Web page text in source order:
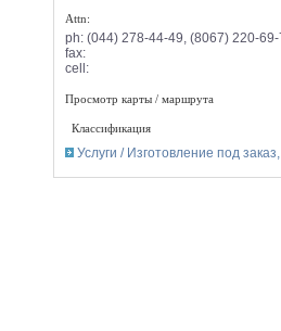
Attn:
ph: (044) 278-44-49, (8067) 220-
fax:
cell:
Просмотр карты / маршрута
Классификация
Услуги / Изготовление под